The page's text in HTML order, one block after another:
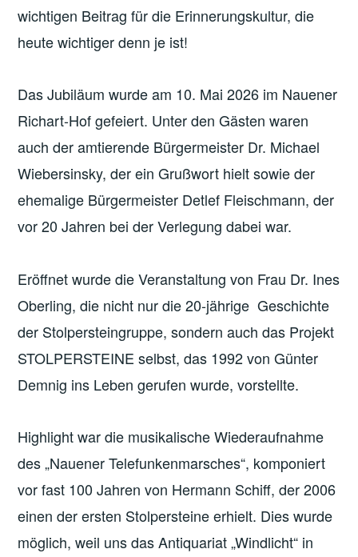
wichtigen Beitrag für die Erinnerungskultur, die
heute wichtiger denn je ist!
Das Jubiläum wurde am 10. Mai 2026 im Nauener
Richart-Hof gefeiert. Unter den Gästen waren
auch der amtierende Bürgermeister Dr. Michael
Wiebersinsky, der ein Grußwort hielt sowie der
ehemalige Bürgermeister Detlef Fleischmann, der
vor 20 Jahren bei der Verlegung dabei war.
Eröffnet wurde die Veranstaltung von Frau Dr. Ines
Oberling, die nicht nur die 20-jährige Geschichte
der Stolpersteingruppe, sondern auch das Projekt
STOLPERSTEINE selbst, das 1992 von Günter
Demnig ins Leben gerufen wurde, vorstellte.
Highlight war die musikalische Wiederaufnahme
des „Nauener Telefunkenmarsches“, komponiert
vor fast 100 Jahren von Hermann Schiff, der 2006
einen der ersten Stolpersteine erhielt. Dies wurde
möglich, weil uns das Antiquariat „Windlicht“ in